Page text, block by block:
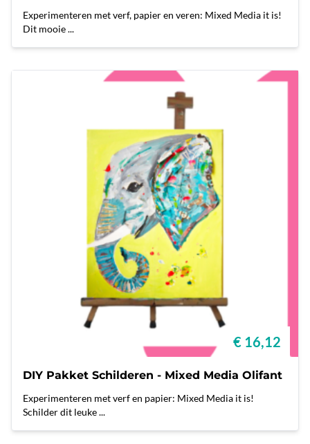
Experimenteren met verf, papier en veren: Mixed Media it is!
Dit mooie ...
€ 16,12
DIY Pakket Schilderen - Mixed Media Olifant
Experimenteren met verf en papier: Mixed Media it is!
Schilder dit leuke ...